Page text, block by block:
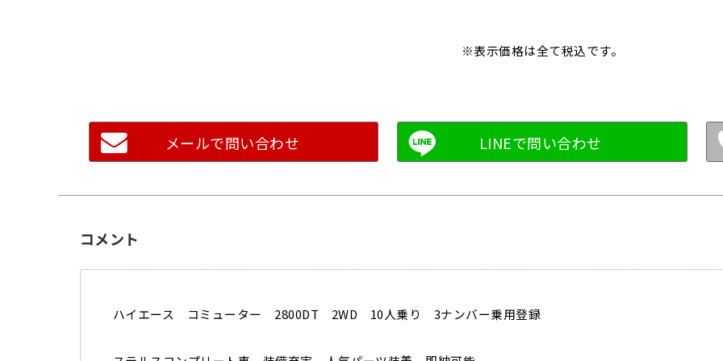
※表示価格は全て税込です。
メールで問い合わせ
コメント
ハイエース コミューター 2800DT 2WD 10人乗り 3ナンバー乗用登録